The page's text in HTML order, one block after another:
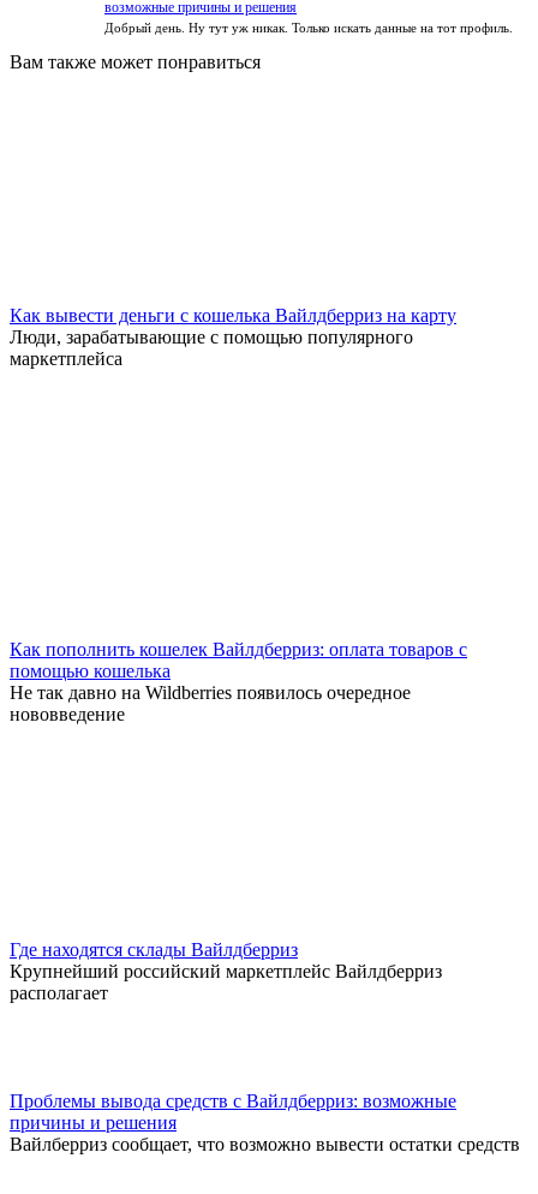
возможные причины и решения
Добрый день. Ну тут уж никак. Только искать данные на тот профиль.
Вам также может понравиться
Как вывести деньги с кошелька Вайлдберриз на карту
Люди, зарабатывающие с помощью популярного
маркетплейса
Как пополнить кошелек Вайлдберриз: оплата товаров с
помощью кошелька
Не так давно на Wildberries появилось очередное
нововведение
Где находятся склады Вайлдберриз
Крупнейший российский маркетплейс Вайлдберриз
располагает
Проблемы вывода средств с Вайлдберриз: возможные
причины и решения
Вайлберриз сообщает, что возможно вывести остатки средств